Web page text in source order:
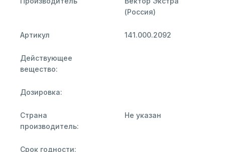
(Россия)
Артикул 141.000.2092
Действующее
вещество:
Дозировка:
Страна
производитель:
Не указан
Срок годности: